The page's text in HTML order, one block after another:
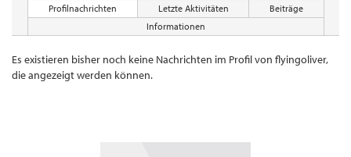
Profilnachrichten Letzte Aktivitäten
Beiträge
Informationen
Es existieren bisher noch keine Nachrichten im Profil von flyingoliver,
die angezeigt werden können.